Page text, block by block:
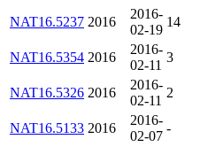
NAT16.5237 2016
2016-
02-19
14
NAT16.5354 2016
2016-
02-11
3
NAT16.5326 2016
2016-
02-11
2
NAT16.5133 2016
2016-
02-07
-